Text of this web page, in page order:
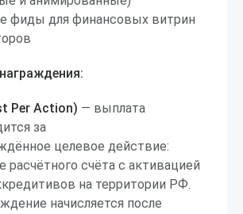
фиды для финансовых витрин
Per Action) — выплата
за
целевое действие:
расчётного счёта с активацией
на территории РФ.
начисляется после